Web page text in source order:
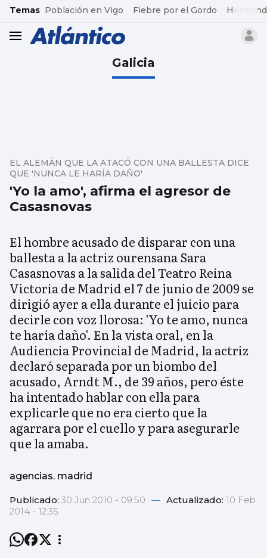
common.go-to-content
Temas Población en Vigo Fiebre por el Gordo
header.menu.open
Galicia
'Yo la amo', afirma el agresor de
Casasnovas
EL ALEMÁN QUE LA ATACÓ CON UNA BALLESTA DICE
QUE 'NUNCA LE HARÍA DAÑO'
El hombre acusado de disparar con una
ballesta a la actriz ourensana Sara
Casasnovas a la salida del Teatro Reina
Victoria de Madrid el 7 de junio de 2009 se
dirigió ayer a ella durante el juicio para
decirle con voz llorosa: 'Yo te amo, nunca
te haría daño'. En la vista oral, en la
Audiencia Provincial de Madrid, la actriz
declaró separada por un biombo del
acusado, Arndt M., de 39 años, pero éste
ha intentado hablar con ella para
explicarle que no era cierto que la
agarrara por el cuello y para asegurarle
que la amaba.
agencias. madrid
Publicado: 30 Jun 2010 - 09:50 — Actualizado: 10 Feb
2014 - 12:35